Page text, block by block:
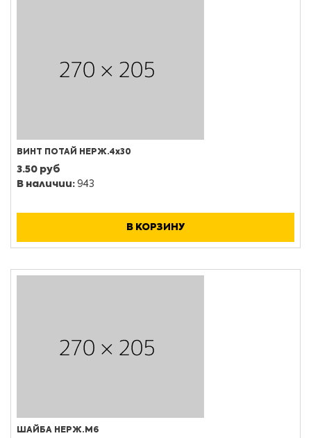
ВИНТ ПОТАЙ НЕРЖ.4х30
3.50 руб
В наличии: 943
В КОРЗИНУ
ШАЙБА НЕРЖ.М6